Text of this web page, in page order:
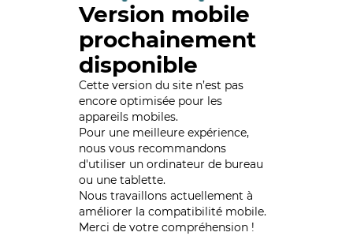
Version mobile
prochainement
disponible
Cette version du site n’est pas
encore optimisée pour les
appareils mobiles.
Pour une meilleure expérience,
nous vous recommandons
d'utiliser un ordinateur de bureau
ou une tablette.
Nous travaillons actuellement à
améliorer la compatibilité mobile.
Merci de votre compréhension !